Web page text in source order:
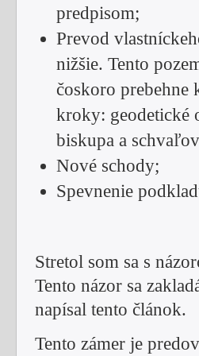
predpisom;
Prevod
nižšie. Tento
čoskoro prebehne
kroky: geodetické
biskupa a
Nové schody;
Spevnenie
Stretol som sa s
Tento názor sa
napísal tento článok.
Tento zámer je